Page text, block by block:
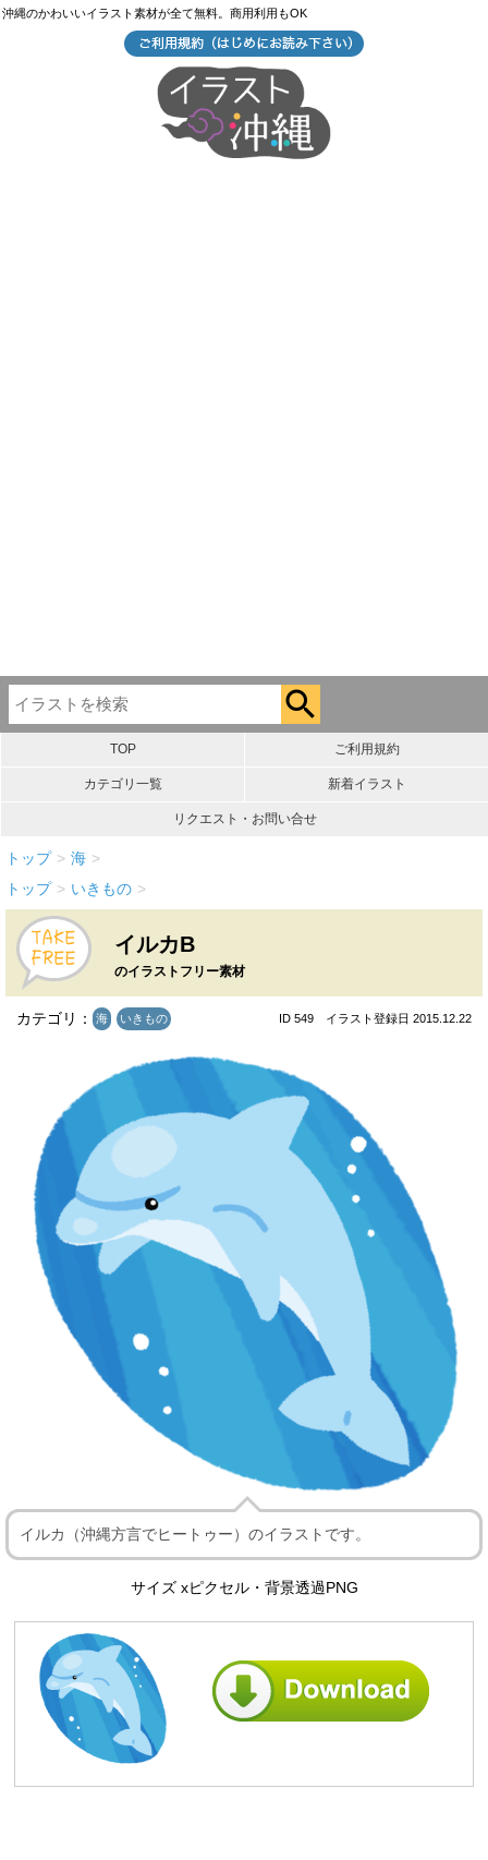
沖縄のかわいいイラスト素材が全て無料。商用利用もOK
TOP ご利用規約
カテゴリ一覧 新着イラスト
リクエスト・お問い合せ
トップ > 海 >
トップ > いきもの >
イルカB
のイラストフリー素材
カテゴリ： 海 いきもの ID 549 イラスト登録日 2015.12.22
イルカ（沖縄方言でヒートゥー）のイラストです。
サイズ xピクセル・背景透過PNG